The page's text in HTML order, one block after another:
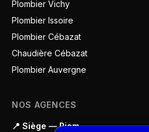
Plombier Vichy
Plombier Issoire
Plombier Cébazat
Chaudière Cébazat
Plombier Auvergne
NOS AGENCES
📍 Siège — Riom